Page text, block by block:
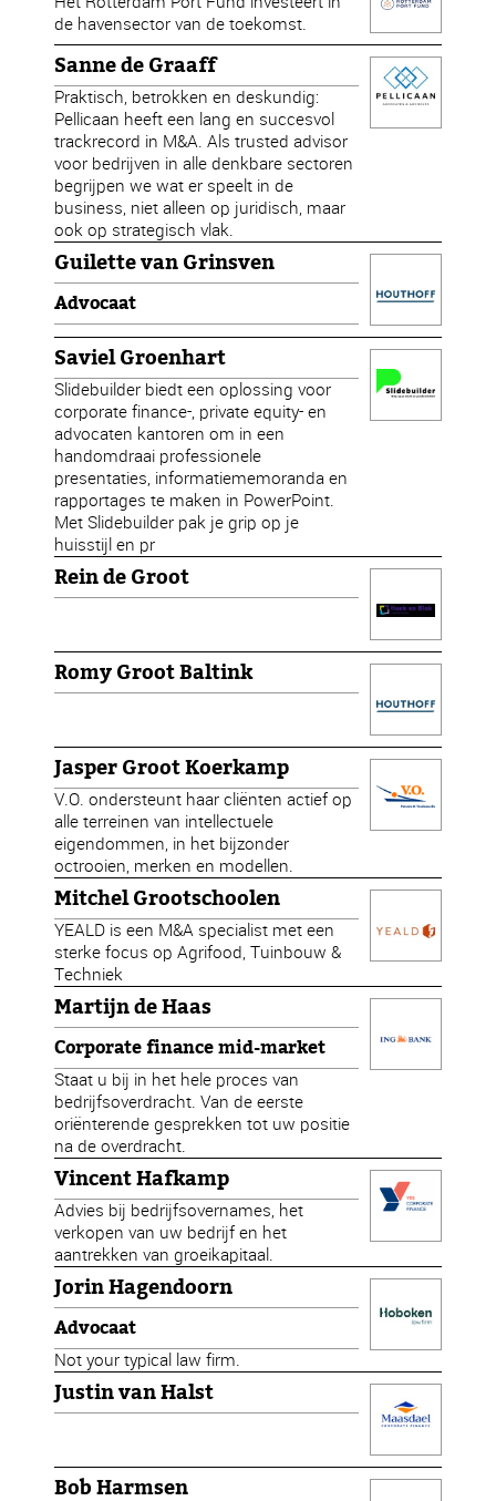
de havensector van de toekomst.
Sanne de Graaff
Praktisch, betrokken en deskundig:
Pellicaan heeft een lang en succesvol
trackrecord in M&A. Als trusted advisor
voor bedrijven in alle denkbare sectoren
begrijpen we wat er speelt in de
business, niet alleen op juridisch, maar
ook op strategisch vlak.
Guilette van Grinsven
Advocaat
Saviel Groenhart
Slidebuilder biedt een oplossing voor
corporate finance-, private equity- en
advocaten kantoren om in een
handomdraai professionele
presentaties, informatiememoranda en
rapportages te maken in PowerPoint.
Met Slidebuilder pak je grip op je
huisstijl en pr
Rein de Groot
Romy Groot Baltink
Jasper Groot Koerkamp
V.O. ondersteunt haar cliënten actief op
alle terreinen van intellectuele
eigendommen, in het bijzonder
octrooien, merken en modellen.
Mitchel Grootschoolen
YEALD is een M&A specialist met een
sterke focus op Agrifood, Tuinbouw &
Techniek
Martijn de Haas
Corporate finance mid-market
Staat u bij in het hele proces van
bedrijfsoverdracht. Van de eerste
oriënterende gesprekken tot uw positie
na de overdracht.
Vincent Hafkamp
Advies bij bedrijfsovernames, het
verkopen van uw bedrijf en het
aantrekken van groeikapitaal.
Jorin Hagendoorn
Advocaat
Not your typical law firm.
Justin van Halst
Bob Harmsen